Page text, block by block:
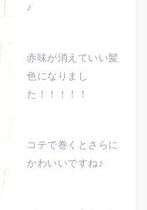
♪
赤味が消えていい髪
色になりまし
た！！！！！
コテで巻くとさらに
かわいいですね♪